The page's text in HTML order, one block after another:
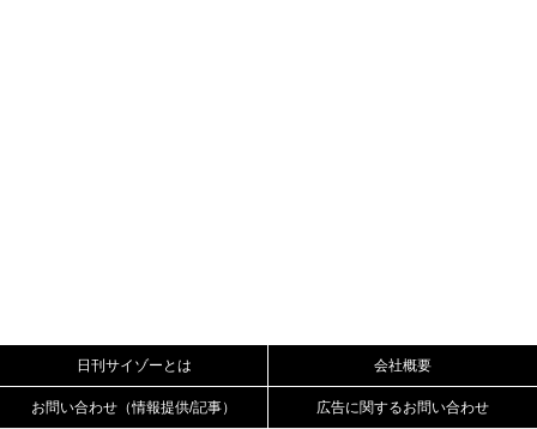
日刊サイゾーとは 会社概要
お問い合わせ（情報提供/記事） 広告に関するお問い合わせ